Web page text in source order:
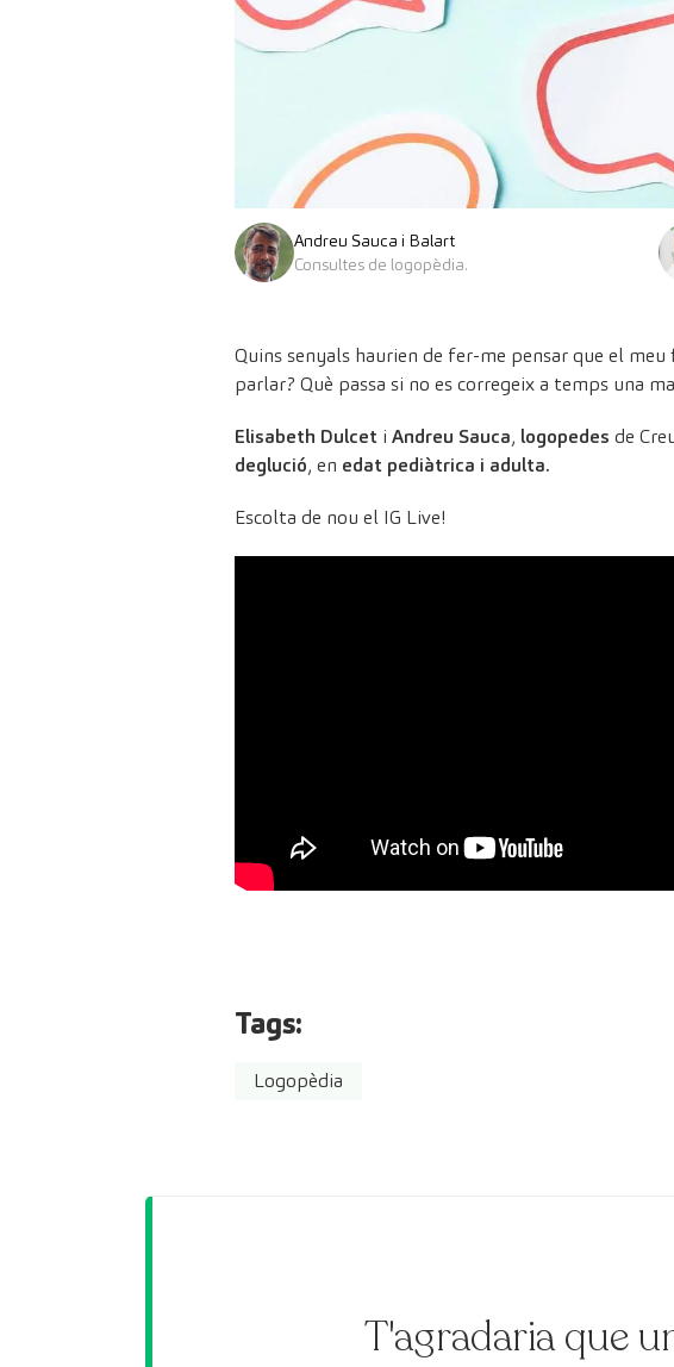
Andreu Sauca i Balart
Consultes de logopèdia.
Quins senyals haurien de fer-me pensar que el
parlar? Què passa si no es corregeix a temps una
Elisabeth Dulcet i Andreu Sauca, logopedes de
deglució, en edat pediàtrica i adulta.
Escolta de nou el IG Live!
Tags:
Logopèdia
T'agradaria que